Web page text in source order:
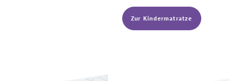
Zur Kindermatratze